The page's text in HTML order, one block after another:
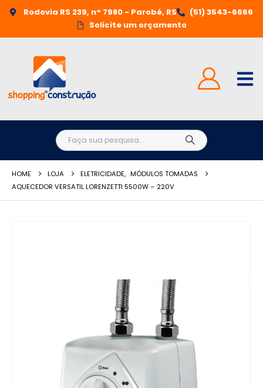
Rodovia RS 239, n° 7980 - Parobé, RS
(51) 3543-6666
Solicite um orçamento
HOME LOJA ELETRICIDADE, MÓDULOS TOMADAS
AQUECEDOR VERSATIL LORENZETTI 5500W – 220V